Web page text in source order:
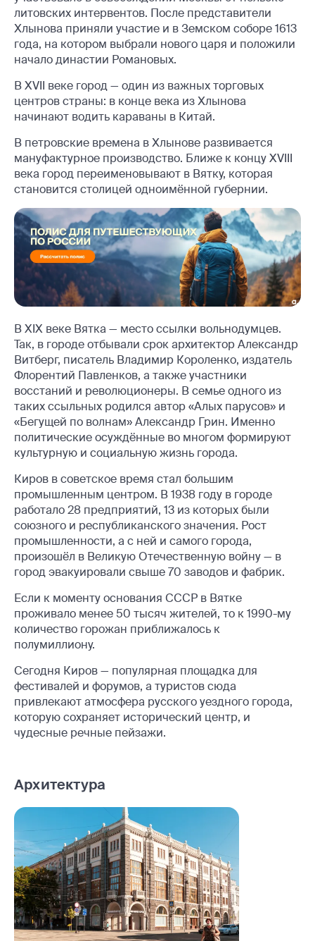
литовских интервентов. После представители
Хлынова приняли участие и в Земском соборе 1613
года, на котором выбрали нового царя и положили
начало династии Романовых.
В XVII веке город — один из важных торговых
центров страны: в конце века из Хлынова
начинают водить караваны в Китай.
В петровские времена в Хлынове развивается
мануфактурное производство. Ближе к концу XVIII
века город переименовывают в Вятку, которая
становится столицей одноимённой губернии.
В XIX веке Вятка — место ссылки вольнодумцев.
Так, в городе отбывали срок архитектор Александр
Витберг, писатель Владимир Короленко, издатель
Флорентий Павленков, а также участники
восстаний и революционеры. В семье одного из
таких ссыльных родился автор «Алых парусов» и
«Бегущей по волнам» Александр Грин. Именно
политические осуждённые во многом формируют
культурную и социальную жизнь города.
Киров в советское время стал большим
промышленным центром. В 1938 году в городе
работало 28 предприятий, 13 из которых были
союзного и республиканского значения. Рост
промышленности, а с ней и самого города,
произошёл в Великую Отечественную войну — в
город эвакуировали свыше 70 заводов и фабрик.
Если к моменту основания СССР в Вятке
проживало менее 50 тысяч жителей, то к 1990-му
количество горожан приближалось к
полумиллиону.
Сегодня Киров — популярная площадка для
фестивалей и форумов, а туристов сюда
привлекают атмосфера русского уездного города,
которую сохраняет исторический центр, и
чудесные речные пейзажи.
Архитектура